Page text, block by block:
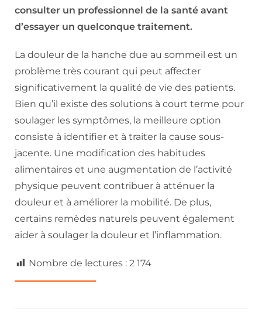
consulter un professionnel de la santé avant
d’essayer un quelconque traitement.
La douleur de la hanche due au sommeil est un
problème très courant qui peut affecter
significativement la qualité de vie des patients.
Bien qu’il existe des solutions à court terme pour
soulager les symptômes, la meilleure option
consiste à identifier et à traiter la cause sous-
jacente. Une modification des habitudes
alimentaires et une augmentation de l’activité
physique peuvent contribuer à atténuer la
douleur et à améliorer la mobilité. De plus,
certains remèdes naturels peuvent également
aider à soulager la douleur et l’inflammation.
Nombre de lectures : 2 174